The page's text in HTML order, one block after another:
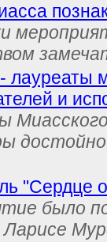
лауреаты
и
"Сердце
было